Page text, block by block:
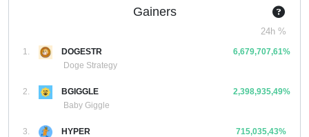
Gainers
24h %
1.
DOGESTR
Doge Strategy
6,679,707,61%
2.
BGIGGLE
Baby Giggle
2,398,935,49%
3.
HYPER
715,035,43%